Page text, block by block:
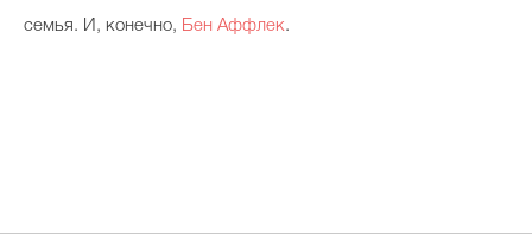
семья. И, конечно, Бен Аффлек.